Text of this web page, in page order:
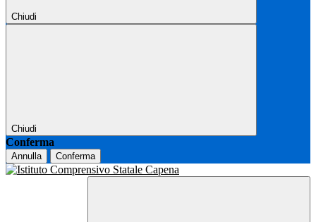
Chiudi
Chiudi
Conferma
Annulla Conferma